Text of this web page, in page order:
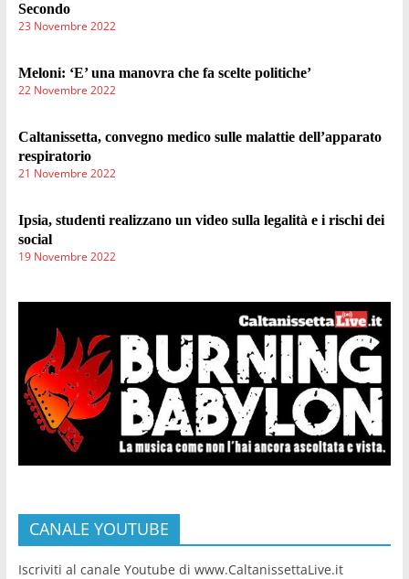
Secondo
23 Novembre 2022
Meloni: ‘E’ una manovra che fa scelte politiche’
22 Novembre 2022
Caltanissetta, convegno medico sulle malattie dell’apparato
respiratorio
21 Novembre 2022
Ipsia, studenti realizzano un video sulla legalità e i rischi dei
social
19 Novembre 2022
CANALE YOUTUBE
Iscriviti al canale Youtube di www.CaltanissettaLive.it